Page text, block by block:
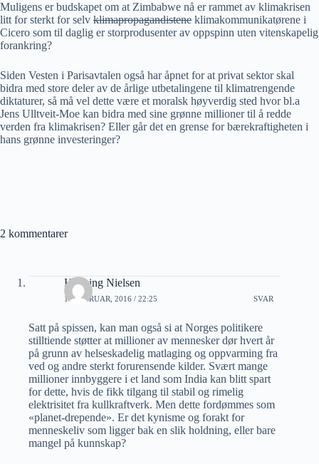
Muligens er budskapet om at Zimbabwe nå er rammet av klimakrisen
litt for sterkt for selv klimapropagandistene klimakommunikatørene i
Cicero som til daglig er storprodusenter av oppspinn uten vitenskapelig
forankring?
Siden Vesten i Parisavtalen også har åpnet for at privat sektor skal
bidra med store deler av de årlige utbetalingene til klimatrengende
diktaturer, så må vel dette være et moralsk høyverdig sted hvor bl.a
Jens Ulltveit-Moe kan bidra med sine grønne millioner til å redde
verden fra klimakrisen? Eller går det en grense for bærekraftigheten i
hans grønne investeringer?
2 kommentarer
Henning Nielsen
19 FEBRUAR, 2016 / 22:25 SVAR
Satt på spissen, kan man også si at Norges politikere
stilltiende støtter at millioner av mennesker dør hvert år
på grunn av helseskadelig matlaging og oppvarming fra
ved og andre sterkt forurensende kilder. Svært mange
millioner innbyggere i et land som India kan blitt spart
for dette, hvis de fikk tilgang til stabil og rimelig
elektrisitet fra kullkraftverk. Men dette fordømmes som
«planet-drepende». Er det kynisme og forakt for
menneskeliv som ligger bak en slik holdning, eller bare
mangel på kunnskap?